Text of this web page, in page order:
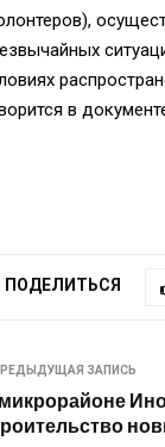
в
ПОДЕЛИТЬСЯ
ЗАПИСЬ